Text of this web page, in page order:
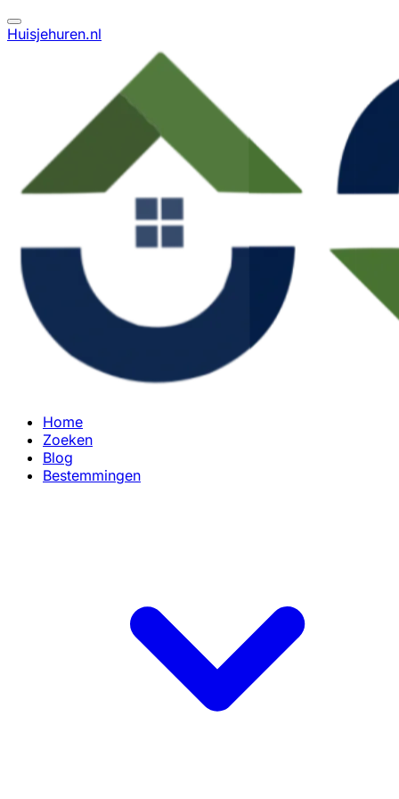
Huisjehuren.nl
Home
Zoeken
Blog
Bestemmingen